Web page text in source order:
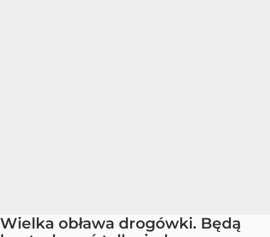
Wielka obława drogówki. Będą